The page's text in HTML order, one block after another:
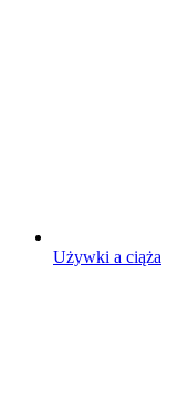
Używki a ciąża